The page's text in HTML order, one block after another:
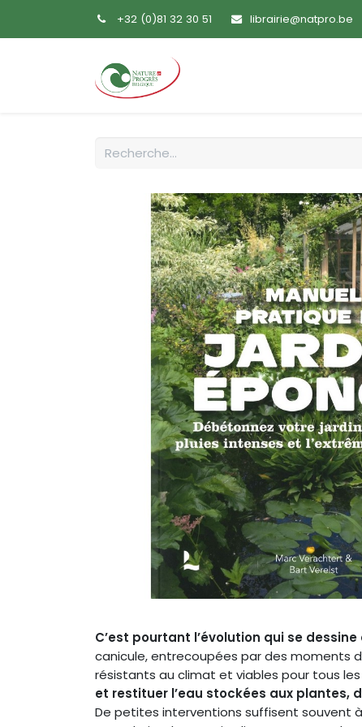
+32 (0)81 32 30 51 librairie@natpro.be
C’est pourtant l’évolution qui se
canicule, entrecoupées par des moments
résistants au climat et viables pour tous
et restituer l’eau stockées aux plantes,
De petites interventions suffisent souvent